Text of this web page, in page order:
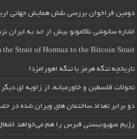
دومین فراخوان بررسی نقش همایش جهانی
اشاره ساتوشی ناکاموتو بیش از حد به ایران
the Strait of Hormuz to the Bitcoin Strait
تاریخچه تنگه هرمز یا تنگه اهورامزدا
تحولات فلسطین و خاورمیانه، از زاویه ای
دو برابر تعداد ساختمان های ویران شده در
رژیم صهیونیستی قبرس را هم می‌خواهد